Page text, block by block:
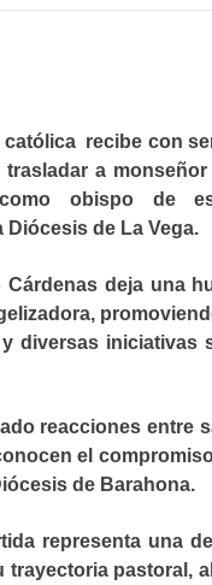
católica recibe con
a
obispo de
de La Vega.
deja una huella
diversas iniciativas
entre
el
de Barahona.
una
pastoral,